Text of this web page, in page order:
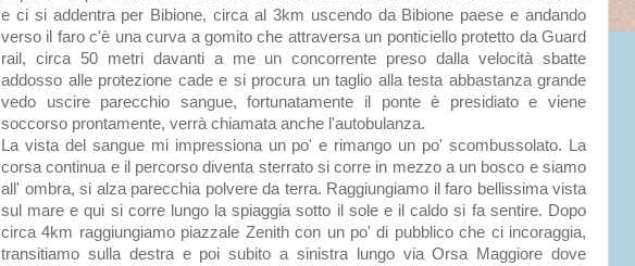
e ci si addentra per Bibione, circa al 3km uscendo da Bibione paese e andando
verso il faro c'è una curva a gomito che attraversa un ponticiello protetto da Guard
rail, circa 50 metri davanti a me un concorrente preso dalla velocità sbatte
addosso alle protezione cade e si procura un taglio alla testa abbastanza grande
vedo uscire parecchio sangue, fortunatamente il ponte è presidiato e viene
soccorso prontamente, verrà chiamata anche l'autobulanza.
La vista del sangue mi impressiona un po' e rimango un po' scombussolato. La
corsa continua e il percorso diventa sterrato si corre in mezzo a un bosco e siamo
all' ombra, si alza parecchia polvere da terra. Raggiungiamo il faro bellissima vista
sul mare e qui si corre lungo la spiaggia sotto il sole e il caldo si fa sentire. Dopo
circa 4km raggiungiamo piazzale Zenith con un po' di pubblico che ci incoraggia,
transitiamo sulla destra e poi subito a sinistra lungo via Orsa Maggiore dove